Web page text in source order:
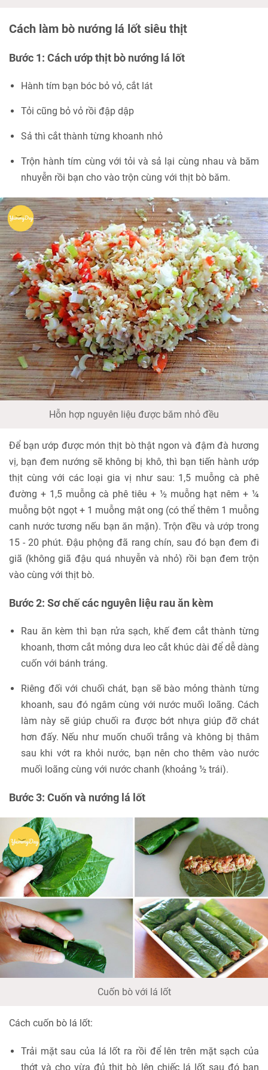
Cách làm bò nướng lá lốt siêu thịt
Bước 1: Cách ướp thịt bò nướng lá lốt
Hành tím bạn bóc bỏ vỏ, cắt lát
Tỏi cũng bỏ vỏ rồi đập dập
Sả thì cắt thành từng khoanh nhỏ
Trộn hành tím cùng với tỏi và sả lại cùng nhau và băm
nhuyễn rồi bạn cho vào trộn cùng với thịt bò băm.
Hỗn hợp nguyên liệu được băm nhỏ đều
Để bạn ướp được món thịt bò thật ngon và đậm đà hương
vị, bạn đem nướng sẽ không bị khô, thì bạn tiến hành ướp
thịt cùng với các loại gia vị như sau: 1,5 muỗng cà phê
đường + 1,5 muỗng cà phê tiêu + ½ muỗng hạt nêm + ¼
muỗng bột ngọt + 1 muỗng mật ong (có thể thêm 1 muỗng
canh nước tương nếu bạn ăn mặn). Trộn đều và ướp trong
15 - 20 phút. Đậu phộng đã rang chín, sau đó bạn đem đi
giã (không giã đậu quá nhuyễn và nhỏ) rồi bạn đem trộn
vào cùng với thịt bò.
Bước 2: Sơ chế các nguyên liệu rau ăn kèm
Rau ăn kèm thì bạn rửa sạch, khế đem cắt thành từng
khoanh, thơm cắt mỏng dưa leo cắt khúc dài để dễ dàng
cuốn với bánh tráng.
Riêng đối với chuối chát, bạn sẽ bào mỏng thành từng
khoanh, sau đó ngâm cùng với nước muối loãng. Cách
làm này sẽ giúp chuối ra được bớt nhựa giúp đỡ chát
hơn đấy. Nếu như muốn chuối trắng và không bị thâm
sau khi vớt ra khỏi nước, bạn nên cho thêm vào nước
muối loãng cùng với nước chanh (khoảng ½ trái).
Bước 3: Cuốn và nướng lá lốt
Cuốn bò với lá lốt
Cách cuốn bò lá lốt:
Trải mặt sau của lá lốt ra rồi để lên trên mặt sạch của
thớt và cho vừa đủ thịt bò lên chiếc lá lốt sau đó bạn